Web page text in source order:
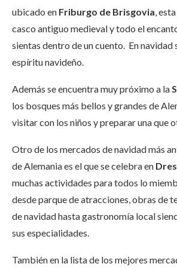
ubicado en Friburgo de Brisgovia,
casco antiguo medieval y todo el
sientas dentro de un cuento. En navidad
espíritu navideño.
Además se encuentra muy próximo a la
los bosques más bellos y grandes de
visitar con los niños y preparar una que
Otro de los mercados de navidad más
de Alemania es el que se celebra en
muchas actividades para todos lo
desde parque de atracciones, obras de
de navidad hasta gastronomía local
sus especialidades.
También en la lista de los mejores